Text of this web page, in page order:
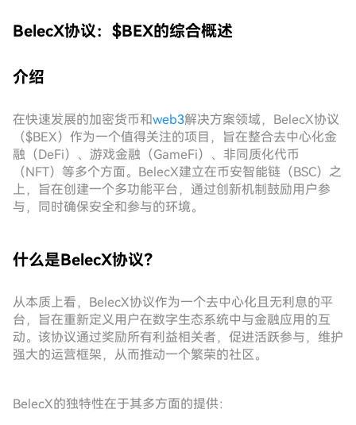
BelecX协议：$BEX的综合概述
介绍
在快速发展的加密货币和web3解决方案领域，BelecX协议
（$BEX）作为一个值得关注的项目，旨在整合去中心化金
融（DeFi）、游戏金融（GameFi）、非同质化代币
（NFT）等多个方面。BelecX建立在币安智能链（BSC）之
上，旨在创建一个多功能平台，通过创新机制鼓励用户参
与，同时确保安全和参与的环境。
什么是BelecX协议？
从本质上看，BelecX协议作为一个去中心化且无利息的平
台，旨在重新定义用户在数字生态系统中与金融应用的互
动。该协议通过奖励所有利益相关者，促进活跃参与，维护
强大的运营框架，从而推动一个繁荣的社区。
BelecX的独特性在于其多方面的提供：